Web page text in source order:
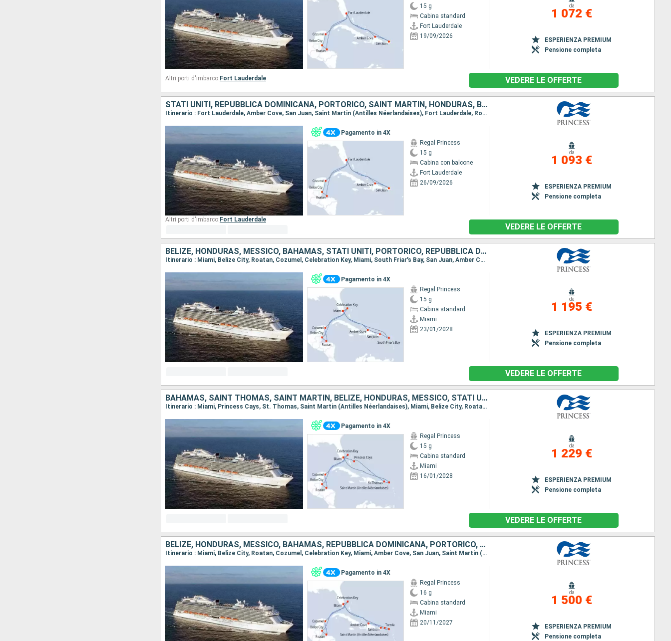
15 g
Cabina standard
Fort Lauderdale
19/09/2026
da
1 072 €
ESPERIENZA PREMIUM
Pensione completa
Altri porti d'imbarco: Fort Lauderdale VEDERE LE OFFERTE
STATI UNITI, REPUBBLICA DOMINICANA, PORTORICO, SAINT MARTIN, HONDURAS, BELIZE, MESSICO
Itinerario : Fort Lauderdale, Amber Cove, San Juan, Saint Martin (Antilles Néerlandaises), Fort Lauderdale, Roatan, Belize City, Cozumel, Fort Lauderdale
Pagamento in 4X
Regal Princess
15 g
Cabina con balcone
Fort Lauderdale
26/09/2026
da
1 093 €
ESPERIENZA PREMIUM
Pensione completa
Altri porti d'imbarco: Fort Lauderdale
VEDERE LE OFFERTE
BELIZE, HONDURAS, MESSICO, BAHAMAS, STATI UNITI, PORTORICO, REPUBBLICA DOMINICANA
Itinerario : Miami, Belize City, Roatan, Cozumel, Celebration Key, Miami, South Friar's Bay, San Juan, Amber Cove, Miami
Pagamento in 4X
Regal Princess
15 g
Cabina standard
Miami
23/01/2028
da
1 195 €
ESPERIENZA PREMIUM
Pensione completa
VEDERE LE OFFERTE
BAHAMAS, SAINT THOMAS, SAINT MARTIN, BELIZE, HONDURAS, MESSICO, STATI UNITI
Itinerario : Miami, Princess Cays, St. Thomas, Saint Martin (Antilles Néerlandaises), Miami, Belize City, Roatan, Cozumel, Celebration Key, Miami
Pagamento in 4X
Regal Princess
15 g
Cabina standard
Miami
16/01/2028
da
1 229 €
ESPERIENZA PREMIUM
Pensione completa
VEDERE LE OFFERTE
BELIZE, HONDURAS, MESSICO, BAHAMAS, REPUBBLICA DOMINICANA, PORTORICO, SAINT MARTIN, TORTOLA, STATI UNITI
Itinerario : Miami, Belize City, Roatan, Cozumel, Celebration Key, Miami, Amber Cove, San Juan, Saint Martin (Antilles Néerlandaises), Tortola, Miami
Pagamento in 4X
Regal Princess
16 g
Cabina standard
Miami
20/11/2027
da
1 500 €
ESPERIENZA PREMIUM
Pensione completa